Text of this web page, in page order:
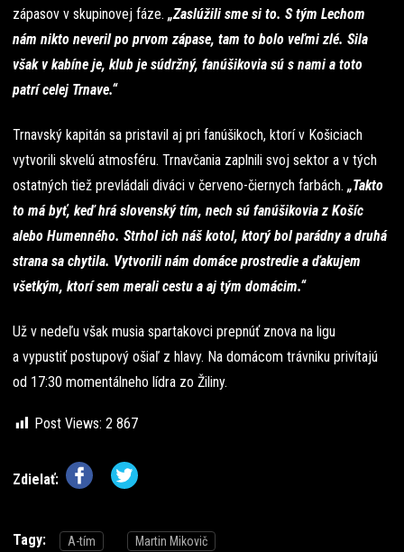
zápasov v skupinovej fáze. „Zaslúžili sme si to. S tým Lechom
nám nikto neveril po prvom zápase, tam to bolo veľmi zlé. Sila
však v kabíne je, klub je súdržný, fanúšikovia sú s nami a toto
patrí celej Trnave.“
Trnavský kapitán sa pristavil aj pri fanúšikoch, ktorí v Košiciach
vytvorili skvelú atmosféru. Trnavčania zaplnili svoj sektor a v tých
ostatných tiež prevládali diváci v červeno-čiernych farbách. „Takto
to má byť, keď hrá slovenský tím, nech sú fanúšikovia z Košíc
alebo Humenného. Strhol ich náš kotol, ktorý bol parádny a druhá
strana sa chytila. Vytvorili nám domáce prostredie a ďakujem
všetkým, ktorí sem merali cestu a aj tým domácim.“
Už v nedeľu však musia spartakovci prepnúť znova na ligu
a vypustiť postupový ošiaľ z hlavy. Na domácom trávniku privítajú
od 17:30 momentálneho lídra zo Žiliny.
Post Views: 2 867
Zdielať:
Tagy: A-tím Martin Mikovič